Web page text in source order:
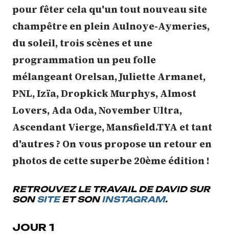
pour fêter cela qu'un tout nouveau site
champêtre en plein Aulnoye-Aymeries,
du soleil, trois scènes et une
programmation un peu folle
mélangeant Orelsan, Juliette Armanet,
PNL, Izïa, Dropkick Murphys, Almost
Lovers, Ada Oda, November Ultra,
Ascendant Vierge, Mansfield.TYA et tant
d'autres ? On vous propose un retour en
photos de cette superbe 20ème édition !
RETROUVEZ LE TRAVAIL DE DAVID SUR
SONSITEET SONINSTAGRAM.
JOUR 1